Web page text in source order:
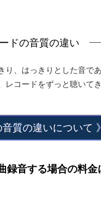
ドの音質の違い
、はっきりとした音で
コードをずっと聴いて
質の違いについて 》
録音する場合の料金